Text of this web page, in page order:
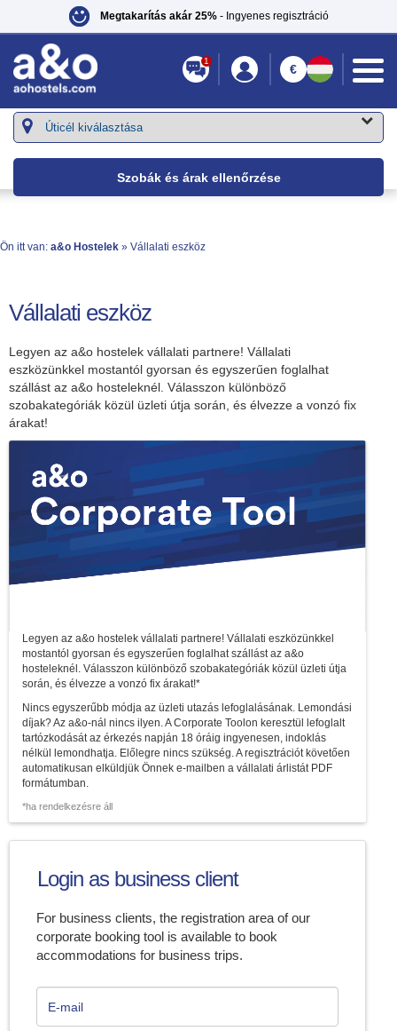
Megtakarítás akár 25% - Ingyenes regisztráció
1
€
Szobák és árak ellenőrzése
Ön itt van: a&o Hostelek » Vállalati eszköz
Vállalati eszköz
Legyen az a&o hostelek vállalati partnere! Vállalati
eszközünkkel mostantól gyorsan és egyszerűen foglalhat
szállást az a&o hosteleknél. Válasszon különböző
szobakategóriák közül üzleti útja során, és élvezze a vonzó fix
árakat!
Legyen az a&o hostelek vállalati partnere! Vállalati eszközünkkel
mostantól gyorsan és egyszerűen foglalhat szállást az a&o
hosteleknél. Válasszon különböző szobakategóriák közül üzleti útja
során, és élvezze a vonzó fix árakat!*
Nincs egyszerűbb módja az üzleti utazás lefoglalásának. Lemondási
díjak? Az a&o-nál nincs ilyen. A Corporate Toolon keresztül lefoglalt
tartózkodását az érkezés napján 18 óráig ingyenesen, indoklás
nélkül lemondhatja. Előlegre nincs szükség. A regisztrációt követően
automatikusan elküldjük Önnek e-mailben a vállalati árlistát PDF
formátumban.
*ha rendelkezésre áll
Login as business client
For business clients, the registration area of our
corporate booking tool is available to book
accommodations for business trips.